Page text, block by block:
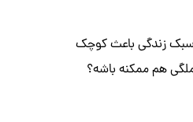
و نشون داده که ورزش و سبک زندگی باعث کوچک
هم ممکنه باشه؟